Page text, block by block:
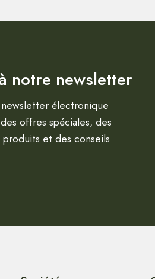
notre newsletter
électronique
offres spéciales, des
et des conseils